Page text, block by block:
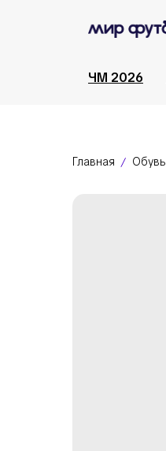
ЧМ 2026
Главная Обувь